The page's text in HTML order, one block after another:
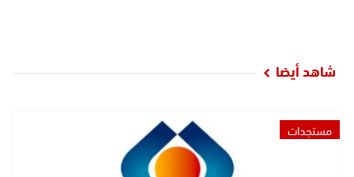
شاهد أيضا
مستجدات